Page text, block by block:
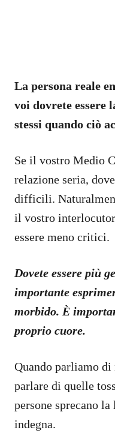
La persona reale
voi dovrete essere
stessi quando ciò
Se il vostro Medio
relazione seria,
difficili.
il vostro
essere meno critici.
Dovete essere più
importante
morbido. È
proprio cuore.
Quando parliamo
parlare di quelle
persone sprecano
indegna.